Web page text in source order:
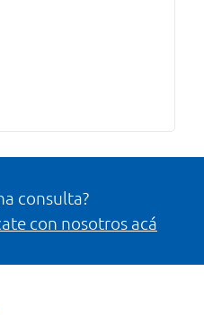
consulta?
con nosotros acá